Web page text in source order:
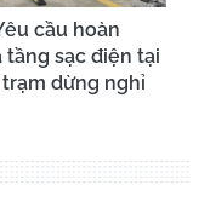
cầu hoàn
tầng sạc điện tại
dừng nghỉ